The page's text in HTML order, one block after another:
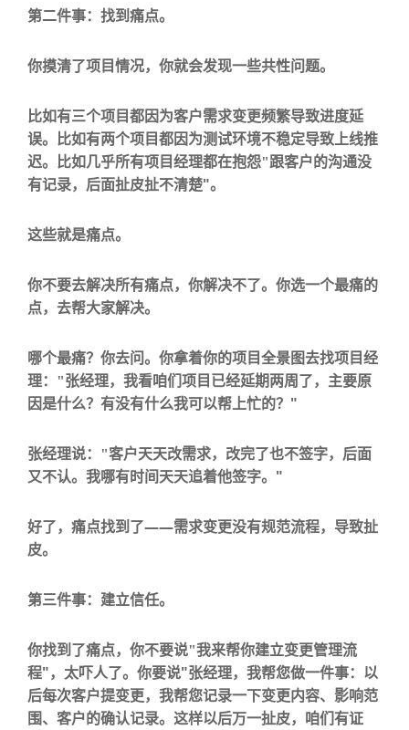
第二件事：找到痛点。
你摸清了项目情况，你就会发现一些共性问题。
比如有三个项目都因为客户需求变更频繁导致进度延
误。比如有两个项目都因为测试环境不稳定导致上线推
迟。比如几乎所有项目经理都在抱怨"跟客户的沟通没
有记录，后面扯皮扯不清楚"。
这些就是痛点。
你不要去解决所有痛点，你解决不了。你选一个最痛的
点，去帮大家解决。
哪个最痛？你去问。你拿着你的项目全景图去找项目经
理：
"张经理，我看咱们项目已经延期两周了，主要原
因是什么？有没有什么我可以帮上忙的？ "
张经理说： "客户天天改需求，改完了也不签字，后面
又不认。我哪有时间天天追着他签字。 "
好了，痛点找到了——需求变更没有规范流程，导致扯
皮。
第三件事：建立信任。
你找到了痛点，你不要说"我来帮你建立变更管理流
程"，太吓人了。你要说"张经理，我帮您做一件事：以
后每次客户提变更，我帮您记录一下变更内容、影响范
围、客户的确认记录。这样以后万一扯皮，咱们有证